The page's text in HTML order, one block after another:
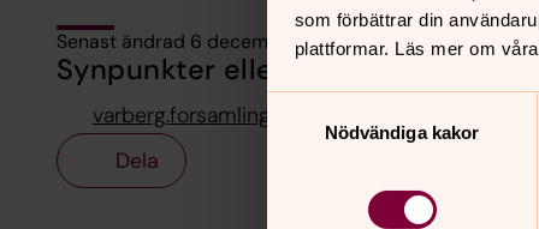
som förbättrar din
plattformar. Läs mer om
Nödvändiga kakor
Senast ändrad 6 december 2024
Synpunkter eller frågor på sidans
varberg.forsamling@svenskakyrkan.se
Dela